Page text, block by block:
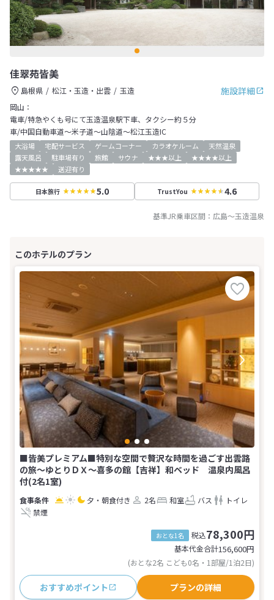
佳翠苑皆美
施設詳細
島根県 松江・玉造・出雲
玉造
岡山：
電車/特急やくも号にて玉造温泉駅下車、タクシー約５分
車/中国自動車道～米子道～山陰道～松江玉造IC
大浴場 宅配サービス ゲームコーナー カラオケルーム
天然温泉
露天風呂
駐車場有り 旅館 サウナ ★★★以上
★★★★以上
★★★★★
送迎有り
日本旅行 5.0 TrustYou 4.6
基準JR乗車区間： 広島～玉造温泉
■皆美プレミアム■特別な空間で贅沢な時間を過ごす出雲路
の旅〜ゆとりＤＸ〜喜多の館【吉祥】和ベッド 温泉内風呂
付(2名1室)
夕・朝食付き 2名 和室 バス
トイレ
禁煙
おとな1名 税込78,300円
基本代金合計156,600円
(おとな2名 こども0名・1部屋/1泊2日)
おすすめポイント プランの詳細